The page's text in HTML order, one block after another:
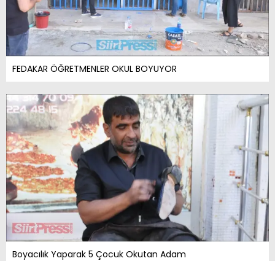
FEDAKAR ÖĞRETMENLER OKUL BOYUYOR
Boyacılık Yaparak 5 Çocuk Okutan Adam